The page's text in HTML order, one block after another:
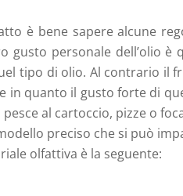
è bene sapere alcune
gusto personale dell’olio
tipo di olio. Al contrario il
in quanto il gusto forte di
al cartoccio, pizze o
preciso che si può
olfattiva è la seguente: